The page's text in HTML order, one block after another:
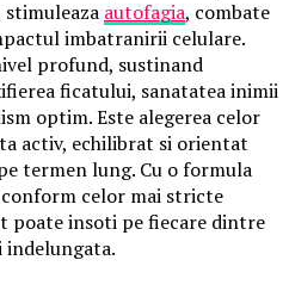
stimuleaza autofagia, combate
imbatranirii celulare.
profund, sustinand
ficatului, sanatatea inimii
optim. Este alegerea celor
activ, echilibrat si orientat
termen lung. Cu o formula
celor mai stricte
poate insoti pe fiecare dintre
indelungata.